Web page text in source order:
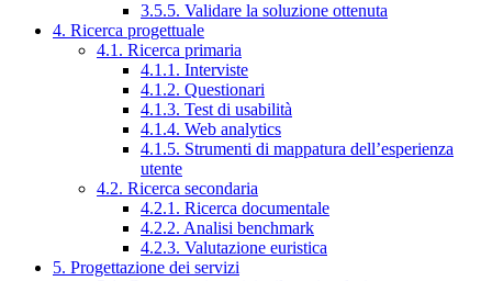
3.5.5. Validare la soluzione ottenuta
4. Ricerca progettuale
4.1. Ricerca primaria
4.1.1. Interviste
4.1.2. Questionari
4.1.3. Test di usabilità
4.1.4. Web analytics
4.1.5. Strumenti di mappatura dell’esperienza
utente
4.2. Ricerca secondaria
4.2.1. Ricerca documentale
4.2.2. Analisi benchmark
4.2.3. Valutazione euristica
5. Progettazione dei servizi